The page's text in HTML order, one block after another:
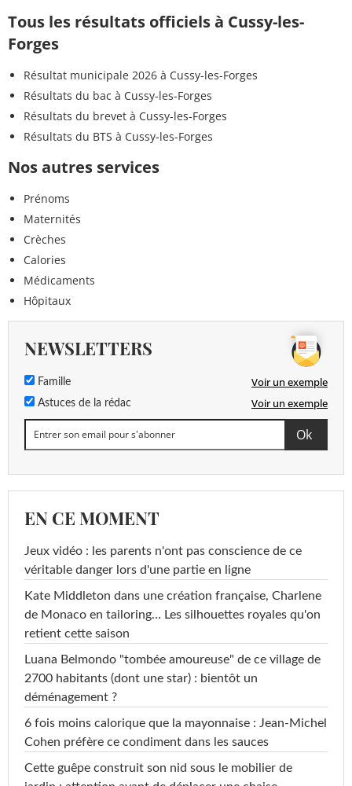
Tous les résultats officiels à Cussy-les-
Forges
Résultat municipale 2026 à Cussy-les-Forges
Résultats du bac à Cussy-les-Forges
Résultats du brevet à Cussy-les-Forges
Résultats du BTS à Cussy-les-Forges
Nos autres services
Prénoms
Maternités
Crèches
Calories
Médicaments
Hôpitaux
NEWSLETTERS
Famille Voir un exemple
Astuces de la rédac Voir un exemple
EN CE MOMENT
Jeux vidéo : les parents n'ont pas conscience de ce
véritable danger lors d'une partie en ligne
Kate Middleton dans une création française, Charlene
de Monaco en tailoring… Les silhouettes royales qu'on
retient cette saison
Luana Belmondo "tombée amoureuse" de ce village de
2700 habitants (dont une star) : bientôt un
déménagement ?
6 fois moins calorique que la mayonnaise : Jean-Michel
Cohen préfère ce condiment dans les sauces
Cette guêpe construit son nid sous le mobilier de